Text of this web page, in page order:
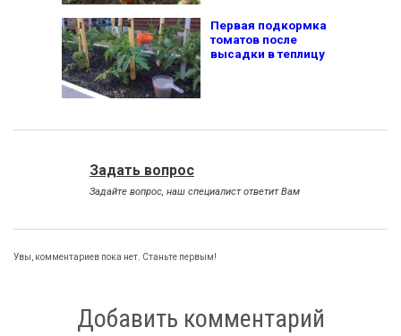
Первая подкормка
томатов после
высадки в теплицу
Задать вопрос
Задайте вопрос, наш специалист ответит Вам
Увы, комментариев пока нет. Станьте первым!
Добавить комментарий